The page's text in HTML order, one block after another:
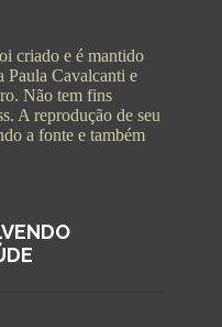
criado e é mantido
Paula Cavalcanti e
Não tem fins
A reprodução de seu
a fonte e também